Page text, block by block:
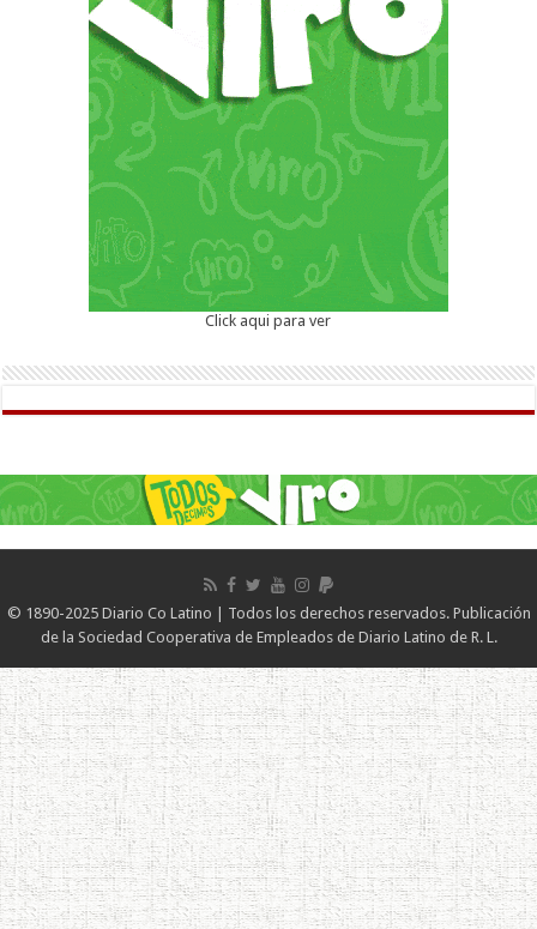
Click aqui para ver
© 1890-2025 Diario Co Latino | Todos los derechos reservados. Publicación
de la Sociedad Cooperativa de Empleados de Diario Latino de R. L.